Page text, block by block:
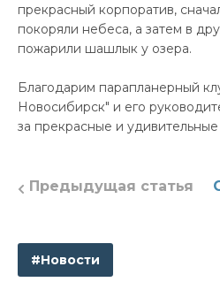
прекрасный корпоратив,
покоряли небеса, а затем в
пожарили шашлык у озера.
Благодарим парапланерный
Новосибирск" и его
за прекрасные и
Предыдущая статья
#Новости